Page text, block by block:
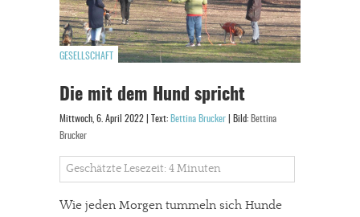
GESELLSCHAFT
Die mit dem Hund spricht
Mittwoch, 6. April 2022 | Text: Bettina Brucker | Bild: Bettina
Brucker
Geschätzte Lesezeit: 4 Minuten
Wie jeden Morgen tummeln sich Hunde